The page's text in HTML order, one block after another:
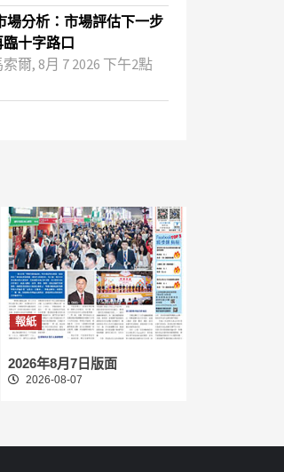
場分析：市場評估下一步
十字路口
爾, 8月 7 2026 下午2點
報紙
2026年8月7日版面
2026-08-07